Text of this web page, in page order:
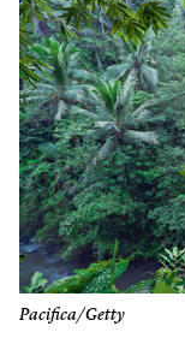
Pacifica/Getty